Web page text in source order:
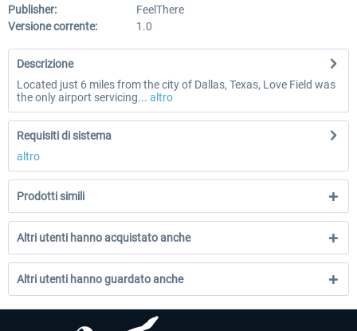
Publisher:
FeelThere
Versione corrente:
1.0
Descrizione
Located just 6 miles from the city of Dallas, Texas, Love Field was
the only airport servicing... altro
Requisiti di sistema
altro
Prodotti simili
Altri utenti hanno acquistato anche
Altri utenti hanno guardato anche